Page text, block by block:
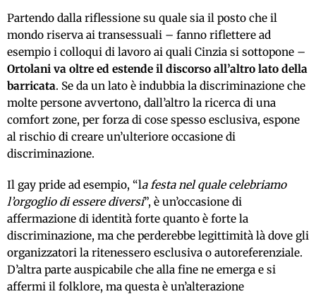
Partendo dalla riflessione su quale sia il posto che il
mondo riserva ai transessuali – fanno riflettere ad
esempio i colloqui di lavoro ai quali Cinzia si sottopone –
Ortolani va oltre ed estende il discorso all’altro lato della
barricata. Se da un lato è indubbia la discriminazione che
molte persone avvertono, dall’altro la ricerca di una
comfort zone, per forza di cose spesso esclusiva, espone
al rischio di creare un’ulteriore occasione di
discriminazione.
Il gay pride ad esempio, “la festa nel quale celebriamo
l’orgoglio di essere diversi”, è un’occasione di
affermazione di identità forte quanto è forte la
discriminazione, ma che perderebbe legittimità là dove gli
organizzatori la ritenessero esclusiva o autoreferenziale.
D’altra parte auspicabile che alla fine ne emerga e si
affermi il folklore, ma questa è un’alterazione